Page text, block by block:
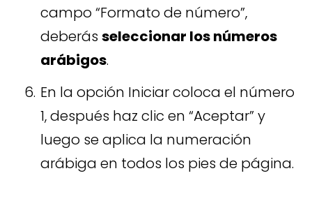
campo “Formato de número”,
deberás seleccionar los números
arábigos.
En la opción Iniciar coloca el número
1, después haz clic en “Aceptar” y
luego se aplica la numeración
arábiga en todos los pies de página.